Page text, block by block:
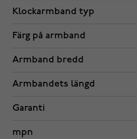
Klockarmband typ
Färg på armband
Armband bredd
Armbandets längd
Garanti
mpn